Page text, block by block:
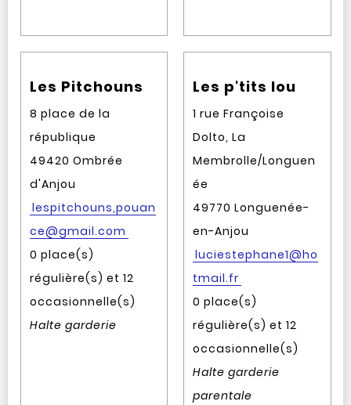
Les Pitchouns
8 place de la
république
49420 Ombrée
d'Anjou
lespitchouns,pouan
ce@gmail.com
0 place(s)
régulière(s) et 12
occasionnelle(s)
Halte garderie
Les p'tits lou
1 rue Françoise
Dolto, La
Membrolle/Longuen
ée
49770 Longuenée-
en-Anjou
luciestephane1@ho
tmail.fr
0 place(s)
régulière(s) et 12
occasionnelle(s)
Halte garderie
parentale